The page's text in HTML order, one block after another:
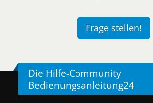
Frage stellen!
Die Hilfe-Community
Bedienungsanleitung24